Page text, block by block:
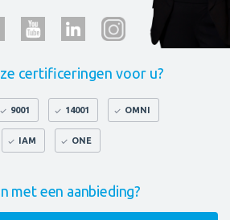
certificeringen voor u?
9001 14001 OMNI
IAM ONE
met een aanbieding?